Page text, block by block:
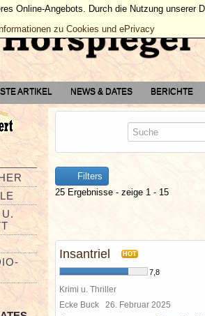
ARTIKEL NEWS & DATES BERICHTE
Filters
25 Ergebnisse - zeige 1 - 15
Insantriel HOT
7,8
Krimi u. Thriller
Ecke Buck 26. Februar 2025
Online-Angebots. Durch die Nutzung
zu Cookies und ePrivacy